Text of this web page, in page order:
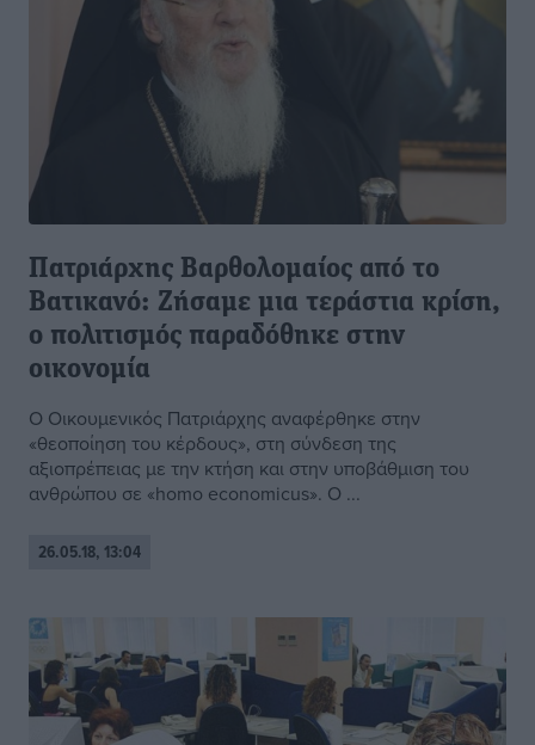
Πατριάρχης Βαρθολομαίος από το
Βατικανό: Ζήσαμε μια τεράστια κρίση,
ο πολιτισμός παραδόθηκε στην
οικονομία
Ο Οικουμενικός Πατριάρχης αναφέρθηκε στην
«θεοποίηση του κέρδους», στη σύνδεση της
αξιοπρέπειας με την κτήση και στην υποβάθμιση του
ανθρώπου σε «homo economicus». O ...
26.05.18, 13:04